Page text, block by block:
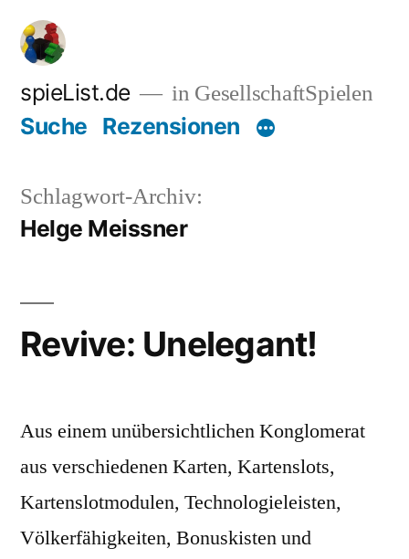
Zum
Inhalt
springen
spieList.de in GesellschaftSpielen
Suche Rezensionen
Schlagwort-Archiv:
Helge Meissner
Revive: Unelegant!
Aus einem unübersichtlichen Konglomerat
aus verschiedenen Karten, Kartenslots,
Kartenslotmodulen, Technologieleisten,
Völkerfähigkeiten, Bonuskisten und